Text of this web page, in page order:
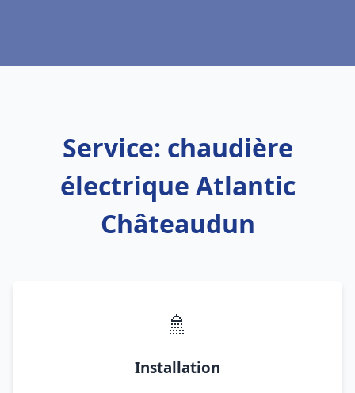
Service: chaudière
électrique Atlantic
Châteaudun
🚿
Installation